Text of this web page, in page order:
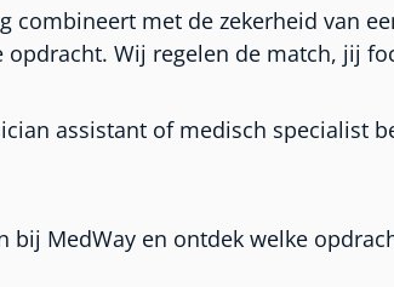
met de zekerheid van
Wij regelen de match, jij
assistant of medisch specialist
bij MedWay en ontdek welke